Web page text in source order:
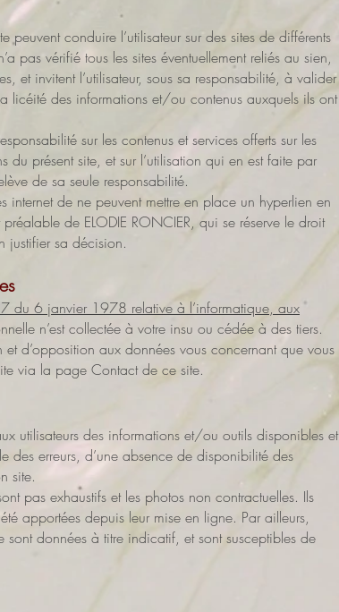
peuvent conduire l’utilisateur sur des sites de différents
pas vérifié tous les sites éventuellement reliés au sien,
et invitent l’utilisateur, sous sa responsabilité, à valider
licéité des informations et/ou contenus auxquels ils ont
sur les contenus et services offerts sur les
du présent site, et sur l’utilisation qui en est faite par
de sa seule responsabilité.
internet de ne peuvent mettre en place un hyperlien en
de ELODIE RONCIER, qui se réserve le droit
justifier sa décision.
du 6 janvier 1978 relative à l’informatique, aux
n’est collectée à votre insu ou cédée à des tiers.
d’opposition aux données vous concernant que vous
via la page Contact de ce site.
utilisateurs des informations et/ou outils disponibles et
des erreurs, d’une absence de disponibilité des
site.
pas exhaustifs et les photos non contractuelles. Ils
apportées depuis leur mise en ligne. Par ailleurs,
sont données à titre indicatif, et sont susceptibles de